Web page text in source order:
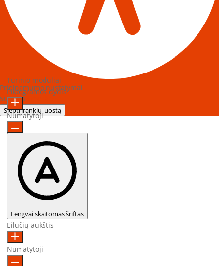
Prieinamumo nustatymai
Sukurta
Slėpti įrankių juostą
Turinio moduliai
Piktogramos dydis
Numatytoji
Lengvai skaitomas šriftas
Eilučių aukštis
Numatytoji